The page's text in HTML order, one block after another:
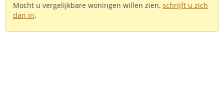
Mocht u vergelijkbare woningen willen zien, schrijft u zich
dan in.